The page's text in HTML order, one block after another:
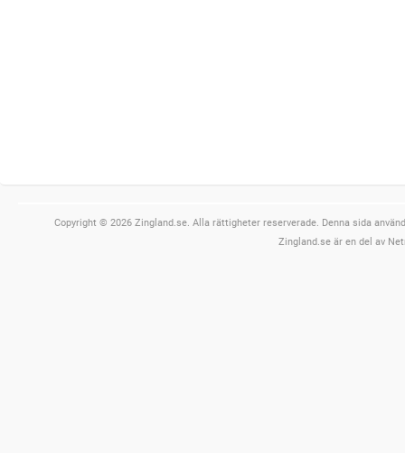
Copyright © 2026 Zingland.se. Alla rättigheter reserverade. Denna sida
Zingland.se är en del av